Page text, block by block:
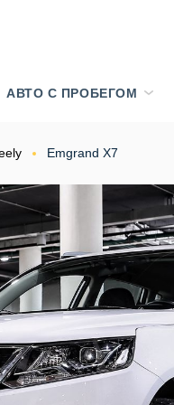
АВТО С ПРОБЕГОМ
Emgrand X7